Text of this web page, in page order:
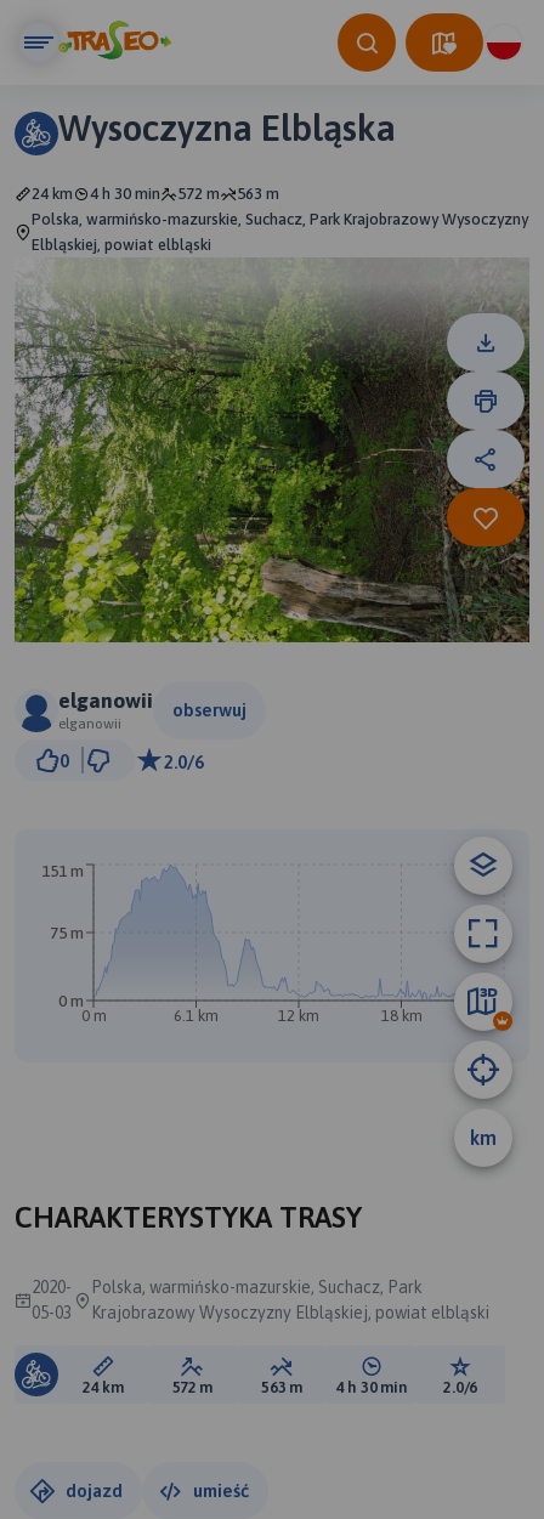
Wysoczyzna Elbląska
24 km 4 h 30 min 572 m
563 m
Polska, warmińsko-mazurskie, Suchacz, Park Krajobrazowy Wysoczyzny
Elbląskiej, powiat elbląski
elganowii
elganowii
obserwuj
0 2.0/6
km
0 m 6.1 km 12 km 18 km 24 km
0 m
75 m
151 m
CHARAKTERYSTYKA TRASY
2020-
05-03
Polska, warmińsko-mazurskie, Suchacz, Park
Krajobrazowy Wysoczyzny Elbląskiej, powiat elbląski
Długość trasy:
24 km Suma przewyższeń:
572 m Suma spadków:
563 m Średni czas potrzebny
4 h 30 min Ocena
2.0/6
dojazd umieść